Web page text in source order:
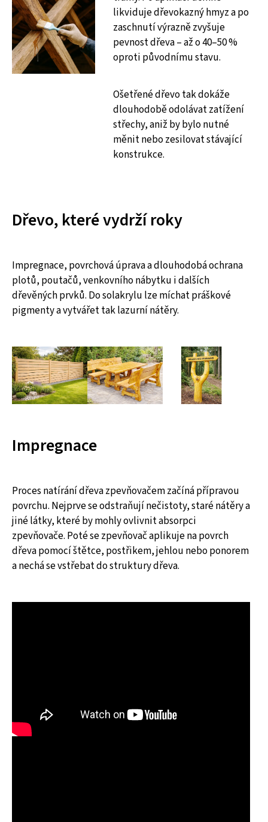
likviduje dřevokazný hmyz a po
zaschnutí výrazně zvyšuje
pevnost dřeva – až o 40–50 %
oproti původnímu stavu.
Ošetřené dřevo tak dokáže
dlouhodobě odolávat zatížení
střechy, aniž by bylo nutné
měnit nebo zesilovat stávající
konstrukce.
Dřevo, které vydrží roky
Impregnace, povrchová úprava a dlouhodobá ochrana
plotů, poutačů, venkovního nábytku i dalších
dřevěných prvků. Do solakrylu lze míchat práškové
pigmenty a vytvářet tak lazurní nátěry.
Impregnace
Proces natírání dřeva zpevňovačem začíná přípravou
povrchu. Nejprve se odstraňují nečistoty, staré nátěry a
jiné látky, které by mohly ovlivnit absorpci
zpevňovače. Poté se zpevňovač aplikuje na povrch
dřeva pomocí štětce, postřikem, jehlou nebo ponorem
a nechá se vstřebat do struktury dřeva.